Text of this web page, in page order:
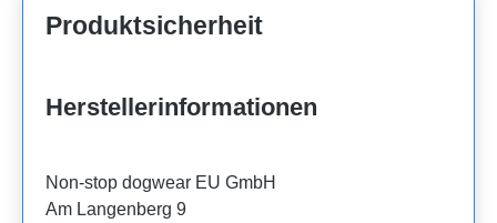
Produktsicherheit
Herstellerinformationen
Non-stop dogwear EU GmbH
Am Langenberg 9